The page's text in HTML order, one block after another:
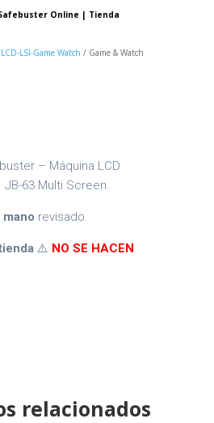
Online | Tienda
LCD-LSI-Game Watch / Game & Watch
– Máquina LCD
JB-63 Multi Screen.
revisado.
⚠️ NO SE HACEN
relacionados